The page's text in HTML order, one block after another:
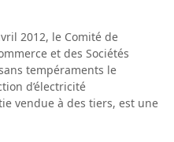
2012, le Comité de
et des Sociétés
tempéraments le
d’électricité
vendue à des tiers, est une